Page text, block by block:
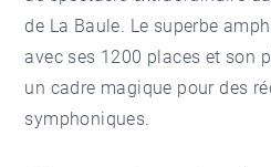
de La Baule. Le superbe
avec ses 1200 places et son
un cadre magique pour des
symphoniques.